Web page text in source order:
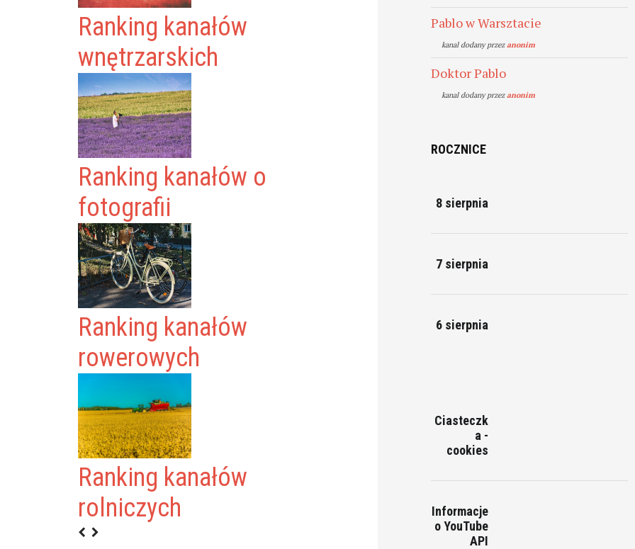
Ranking kanałów
wnętrzarskich
Ranking kanałów o
fotografii
Ranking kanałów
rowerowych
Ranking kanałów
rolniczych
Pablo w Warsztacie
kanal dodany przezanonim
Doktor Pablo
kanal dodany przezanonim
ROCZNICE
8 sierpnia
7 sierpnia
6 sierpnia
Ciasteczk
a -
cookies
Informacje
o YouTube
API